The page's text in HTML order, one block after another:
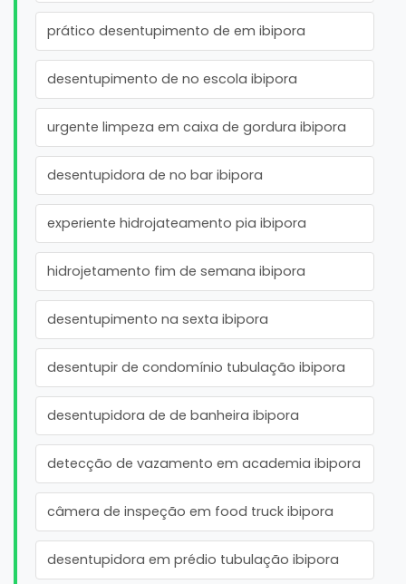
prático desentupimento de em ibipora
desentupimento de no escola ibipora
urgente limpeza em caixa de gordura ibipora
desentupidora de no bar ibipora
experiente hidrojateamento pia ibipora
hidrojetamento fim de semana ibipora
desentupimento na sexta ibipora
desentupir de condomínio tubulação ibipora
desentupidora de de banheira ibipora
detecção de vazamento em academia ibipora
câmera de inspeção em food truck ibipora
desentupidora em prédio tubulação ibipora